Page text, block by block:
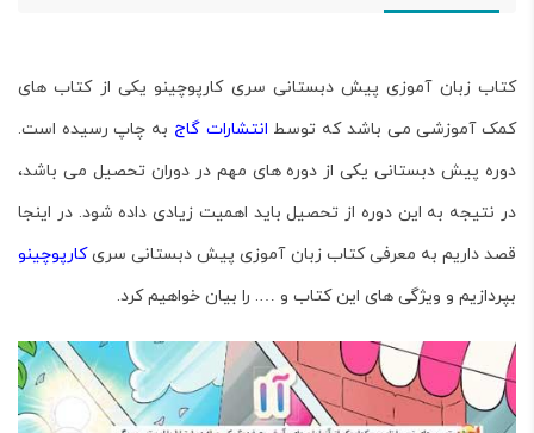
کتاب زبان آموزی پیش دبستانی سری کارپوچینو یکی از کتاب های
کمک آموزشی می باشد که توسط انتشارات گاج به چاپ رسیده است.
دوره پیش دبستانی یکی از دوره های مهم در دوران تحصیل می باشد،
در نتیجه به این دوره از تحصیل باید اهمیت زیادی داده شود. در اینجا
قصد داریم به معرفی کتاب زبان آموزی پیش دبستانی سریکارپوچینو
بپردازیم و ویژگی های این کتاب و …. را بیان خواهیم کرد.